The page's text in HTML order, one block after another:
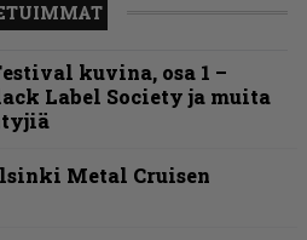
kuvina, osa 1 –
Label Society ja muita
Metal Cruisen